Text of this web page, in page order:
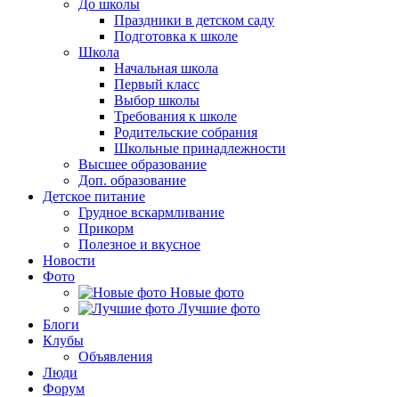
До школы
Праздники в детском саду
Подготовка к школе
Школа
Начальная школа
Первый класс
Выбор школы
Требования к школе
Родительские собрания
Школьные принадлежности
Высшее образование
Доп. образование
Детское питание
Грудное вскармливание
Прикорм
Полезное и вкусное
Новости
Фото
Новые фото
Лучшие фото
Блоги
Клубы
Объявления
Люди
Форум